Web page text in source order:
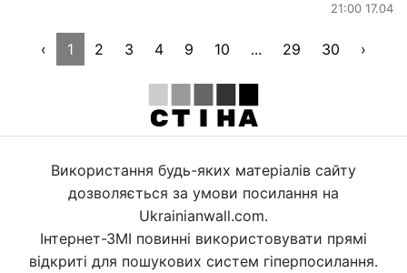
21:00 17.04
‹ 1 2 3 4 9 10 ... 29 30 ›
Використання будь-яких матеріалів сайту
дозволяється за умови посилання на
Ukrainianwall.com.
Інтернет-ЗМІ повинні використовувати прямі
відкриті для пошукових систем гіперпосилання.